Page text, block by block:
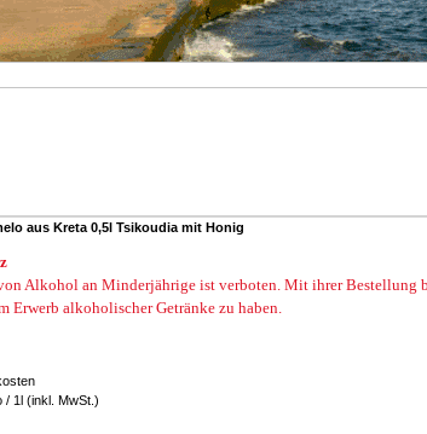
aus Kreta 0,5l Tsikoudia mit Honig
Alkohol an Minderjährige ist verboten. Mit ihrer Bestellung
Erwerb alkoholischer Getränke zu haben.
/ 1l (inkl. MwSt.)